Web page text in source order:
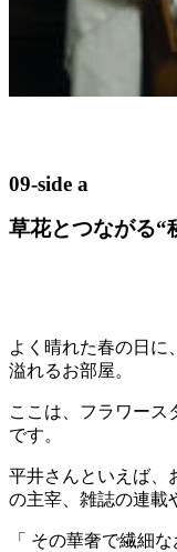
09-side a
草花とつながる“
よく晴れた春の日に
溢れるお部屋。
ここは、フラワース
です。
平井さんといえば、
の主宰、雑誌の連
「 その華奢で繊細